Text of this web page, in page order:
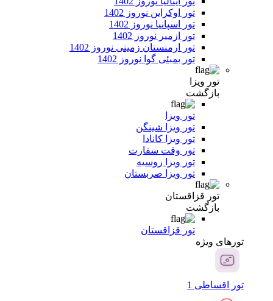
تور اوکراین نوروز 1402
تور اسپانیا نوروز 1402
تور ازمیر نوروز 1402
تور ارمنستان زمینی نوروز 1402
تور بمبئی گوا نوروز 1402
تور ویزا
بازگشت
تور ویزا
تور ویزا شینگن
تور ویزا کانادا
تور وقت سفارت
تور ویزا روسیه
تور ویزا صربستان
تور قزاقستان
بازگشت
تور قزاقستان
تور‌های ویژه
تور اقساطی 1